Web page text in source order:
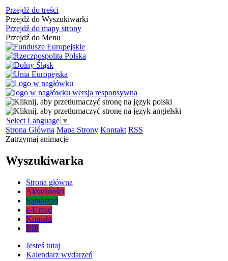
Przejdź do treści
Przejdź do Wyszukiwarki
Przejdź do mapy strony
Przejdź do Menu
Select Language ▼
Strona Główna Mapa Strony Kontakt RSS
Zatrzymaj animacje
Wyszukiwarka
Strona główna
Aktualności
Samorząd
e-Urząd
Kontakt
BIP
Jesteś tutaj
Kalendarz wydarzeń